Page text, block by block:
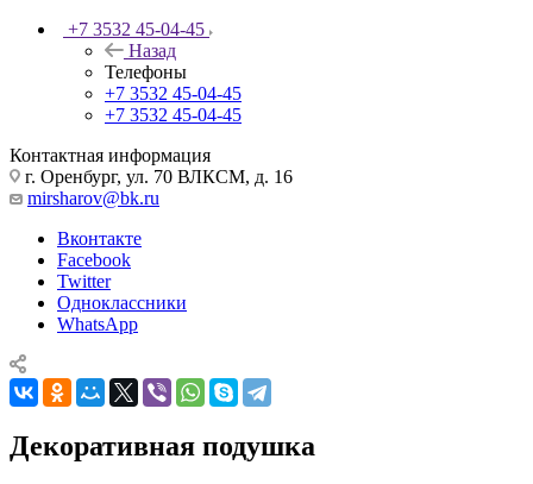
+7 3532 45-04-45
Назад
Телефоны
+7 3532 45-04-45
+7 3532 45-04-45
Контактная информация
г. Оренбург, ул. 70 ВЛКСМ, д. 16
mirsharov@bk.ru
Вконтакте
Facebook
Twitter
Одноклассники
WhatsApp
Декоративная подушка